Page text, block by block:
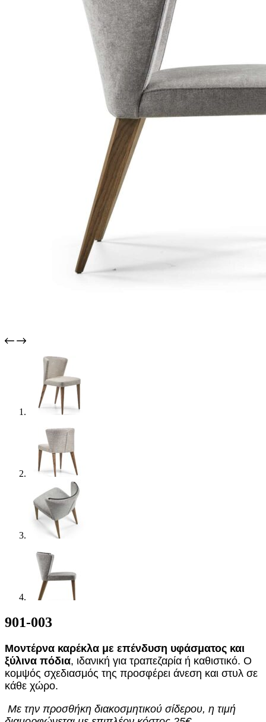
901-003
Μοντέρνα καρέκλα με επένδυση υφάσματος και
ξύλινα πόδια, ιδανική για τραπεζαρία ή καθιστικό. Ο
κομψός σχεδιασμός της προσφέρει άνεση και στυλ σε
κάθε χώρο.
Με την προσθήκη διακοσμητικού σίδερου, η τιμή